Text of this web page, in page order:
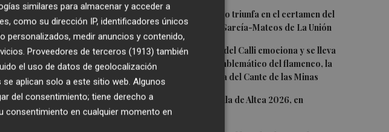
1 El cubano Papillo triunfa en el certamen del
Trovo Pascual García-Mateos de La Unión
2El cantaor Rafa del Calli emociona y se lleva
el trofeo más emblemático del flamenco, la
Lámpara Minera del Cante de las Minas
3
El Castell de l'Olla de Altea 2026, en
imágenes
similares para almacenar y acceder a
como su dirección IP, identificadores únicos
personalizados, medir anuncios y contenido,
Proveedores de terceros (1913) también
el uso de datos de geolocalización
aplican solo a este sitio web. Algunos
del consentimiento; tiene derecho a
consentimiento en cualquier momento en